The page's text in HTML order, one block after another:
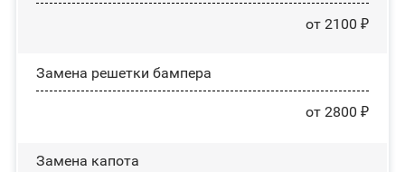
от 2100 ₽
Замена решетки бампера
от 2800 ₽
Замена капота